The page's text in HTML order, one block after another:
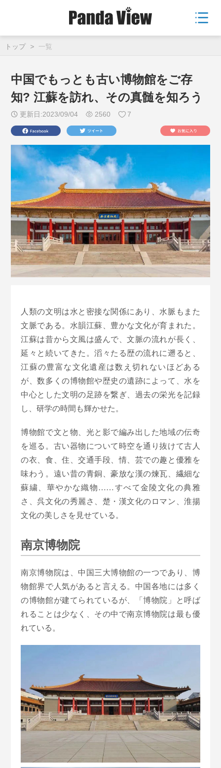
トップ > 一覧
中国でもっとも古い博物館をご存
知? 江蘇を訪れ、その真髄を知ろう
更新日:2023/09/04 2560 7
人類の文明は水と密接な関係にあり、水脈もまた
文脈である。水韻江蘇、豊かな文化が育まれた。
江蘇は昔から文風は盛んで、文脈の流れが長く、
延々と続いてきた。滔々たる歴の流れに遡ると、
江蘇の豊富な文化遺産は数え切れないほどある
が、数多くの博物館や歴史の遺跡によって、水を
中心とした文明の足跡を繋ぎ、過去の栄光を記録
し、研学の時間も輝かせた。
博物館で文と物、光と影で編み出した地域の伝奇
を巡る。古い器物について時空を通り抜けて古人
の衣、食、住、交通手段、情、芸での趣と優雅を
味わう。遠い昔の青銅、豪放な漢の煉瓦、繊細な
蘇繍、華やかな織物……すべて金陵文化の典雅
さ、呉文化の秀麗さ、楚・漢文化のロマン、淮揚
文化の美しさを見せている。
南京博物院
南京博物院は、中国三大博物館の一つであり、博
物館界で人気があると言える。中国各地には多く
の博物館が建てられているが、「博物院」と呼ば
れることは少なく、その中で南京博物院は最も優
れている。